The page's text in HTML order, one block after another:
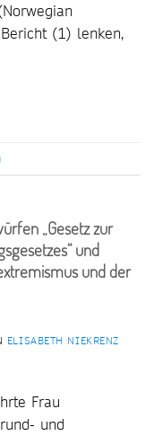
(1) lenken,
„Gesetz zur
und
und der
ELISABETH NIEKRENZ
Frau
und